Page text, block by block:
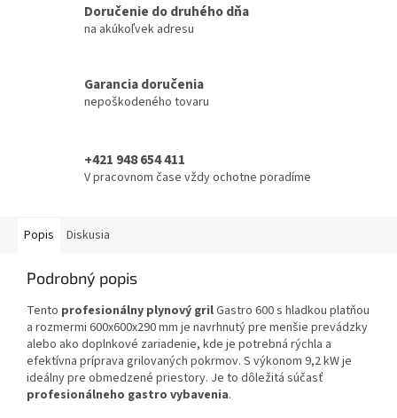
Doručenie do druhého dňa
na akúkoľvek adresu
Garancia doručenia
nepoškodeného tovaru
+421 948 654 411
V pracovnom čase vždy ochotne poradíme
Popis Diskusia
Podrobný popis
Tento profesionálny plynový grilGastro 600 s hladkou platňou
a rozmermi 600x600x290 mm je navrhnutý pre menšie prevádzky
alebo ako doplnkové zariadenie, kde je potrebná rýchla a
efektívna príprava grilovaných pokrmov. S výkonom 9,2 kW je
ideálny pre obmedzené priestory. Je to dôležitá súčasť
profesionálneho gastro vybavenia.